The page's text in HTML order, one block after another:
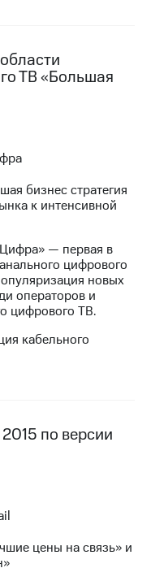
ТВ «Большая
бизнес стратегия
к интенсивной
— первая в
цифрового
новых
операторов и
цифрового ТВ.
кабельного
по версии
цены на связь» и